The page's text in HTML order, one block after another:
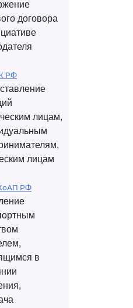
договора
РФ
лицам,
лицам
КоАП РФ
в